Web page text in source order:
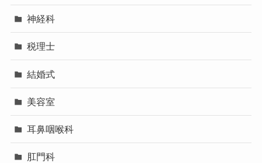
神経科
税理士
結婚式
美容室
耳鼻咽喉科
肛門科